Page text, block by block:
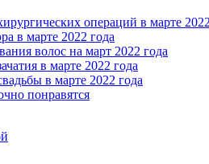
операций в марте
в марте 2022 года
волос на март 2022 года
в марте 2022 года
в марте 2022 года
понравятся